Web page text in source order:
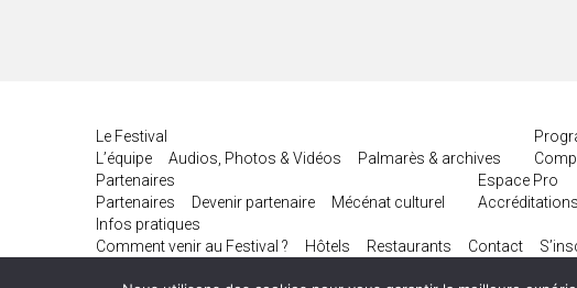
Le Festival
L’équipe
Audios, Photos & Vidéos Palmarès & archives
Partenaires
Partenaires
Devenir partenaire Mécénat culturel
Espace Pro
Infos pratiques
Comment venir au Festival ?
Hôtels Restaurants Contact